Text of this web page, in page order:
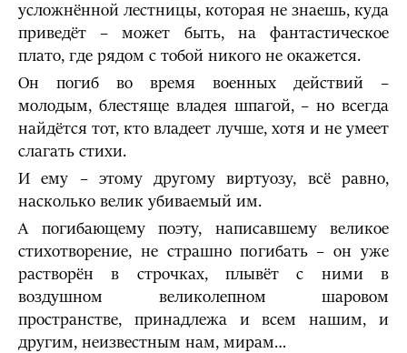
усложнённой лестницы, которая не знаешь, куда
приведёт – может быть, на фантастическое
плато, где рядом с тобой никого не окажется.
Он погиб во время военных действий –
молодым, блестяще владея шпагой, – но всегда
найдётся тот, кто владеет лучше, хотя и не умеет
слагать стихи.
И ему – этому другому виртуозу, всё равно,
насколько велик убиваемый им.
А погибающему поэту, написавшему великое
стихотворение, не страшно погибать – он уже
растворён в строчках, плывёт с ними в
воздушном великолепном шаровом
пространстве, принадлежа и всем нашим, и
другим, неизвестным нам, мирам…